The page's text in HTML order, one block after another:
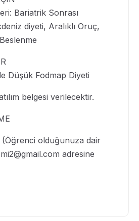
Bariatrik Sonrası
diyeti, Aralıklı Oruç,
Düşük Fodmap Diyeti
belgesi verilecektir.
olduğunuza dair
adresine